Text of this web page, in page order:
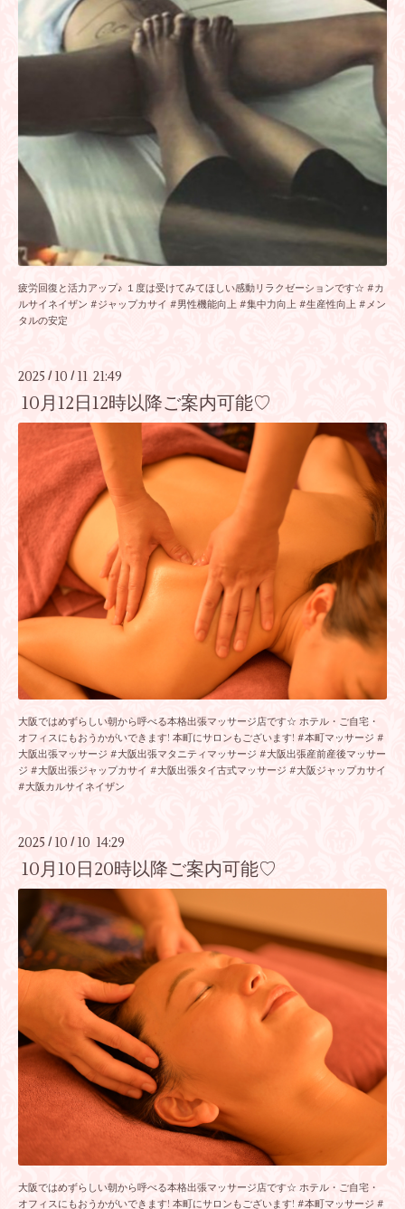
疲労回復と活力アップ♪ １度は受けてみてほしい感動リラクゼーションです☆ #カ
ルサイネイザン #ジャップカサイ #男性機能向上 #集中力向上 #生産性向上 #メン
タルの安定
2025 / 10 / 11 21:49
10月12日12時以降ご案内可能♡
大阪ではめずらしい朝から呼べる本格出張マッサージ店です☆ ホテル・ご自宅・
オフィスにもおうかがいできます! 本町にサロンもございます! #本町マッサージ #
大阪出張マッサージ #大阪出張マタニティマッサージ #大阪出張産前産後マッサー
ジ #大阪出張ジャップカサイ #大阪出張タイ古式マッサージ #大阪ジャップカサイ
#大阪カルサイネイザン
2025 / 10 / 10 14:29
10月10日20時以降ご案内可能♡
大阪ではめずらしい朝から呼べる本格出張マッサージ店です☆ ホテル・ご自宅・
オフィスにもおうかがいできます! 本町にサロンもございます! #本町マッサージ #